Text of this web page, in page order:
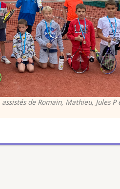
de Romain, Mathieu, Jules P